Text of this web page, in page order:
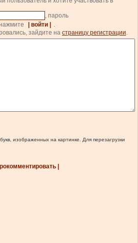
, пароль
| войти |
.
зайдите на страницу регистрации.
изображенных на картинке. Для перезагрузки
|